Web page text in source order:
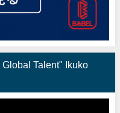
Talent" Ikuko